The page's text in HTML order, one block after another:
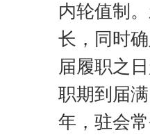
内轮值制
长，同时
届履职之
职期到届
年，驻会